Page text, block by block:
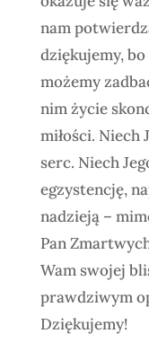
nam
dziękujemy,
możemy
nim życie
miłości. Niech
serc. Niech
egzystencję,
nadzieją –
Pan
Wam swojej
prawdziwym
Dziękujemy!